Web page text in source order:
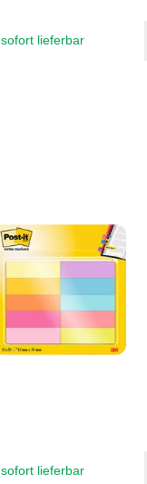
sofort lieferbar
sofort lieferbar